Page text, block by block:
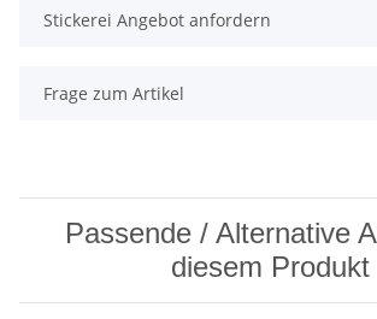
Stickerei Angebot anfordern
Frage zum Artikel
Passende / Alternative
diesem Produkt